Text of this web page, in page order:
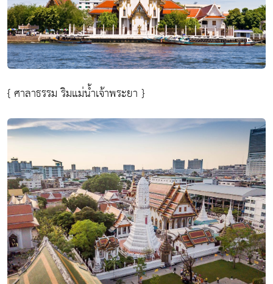
{ ศาลาธรรม ริมแม่น้ำเจ้าพระยา }